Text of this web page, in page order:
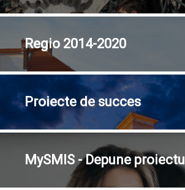
Regio 2014-2020
Proiecte de succes
MySMIS - Depune proiectul